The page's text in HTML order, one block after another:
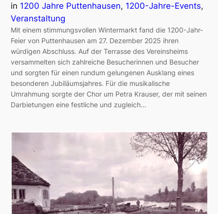
in 1200 Jahre Puttenhausen, 1200-Jahre-Events
Veranstaltung
Mit einem stimmungsvollen Wintermarkt fand die 1200-Jahr-
Feier von Puttenhausen am 27. Dezember 2025 ihren
würdigen Abschluss. Auf der Terrasse des Vereinsheims
versammelten sich zahlreiche Besucherinnen und Besucher
und sorgten für einen rundum gelungenen Ausklang eines
besonderen Jubiläumsjahres. Für die musikalische
Umrahmung sorgte der Chor um Petra Krauser, der mit seinen
Darbietungen eine festliche und zugleich…